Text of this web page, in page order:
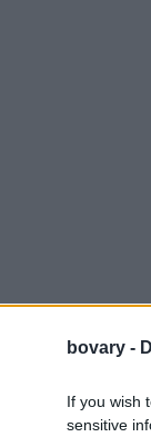
bovary -
If you wish
sensitive